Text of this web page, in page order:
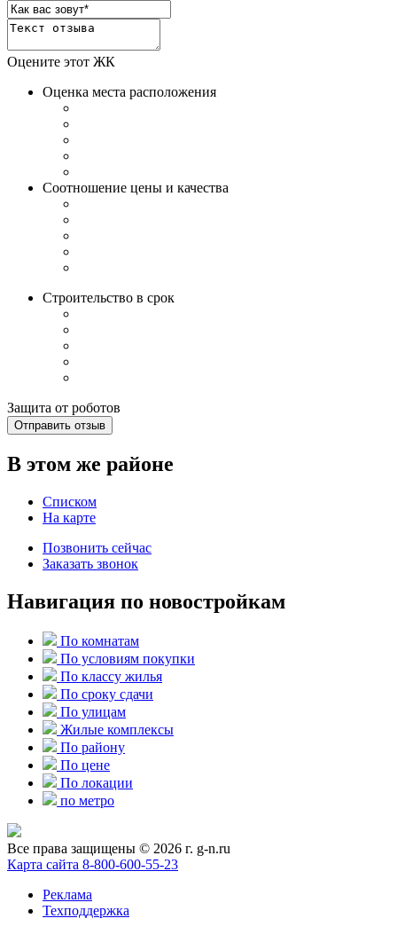
Оцените этот ЖК
Оценка места расположения
Соотношение цены и качества
Строительство в срок
Защита от роботов
Отправить отзыв
В этом же районе
Списком
На карте
Позвонить сейчас
Заказать звонок
Навигация по новостройкам
По комнатам
По условиям покупки
По классу жилья
По сроку сдачи
По улицам
Жилые комплексы
По району
По цене
По локации
по метро
Все права защищены © 2026 г. g-n.ru
Карта сайта 8-800-600-55-23
Реклама
Техподдержка